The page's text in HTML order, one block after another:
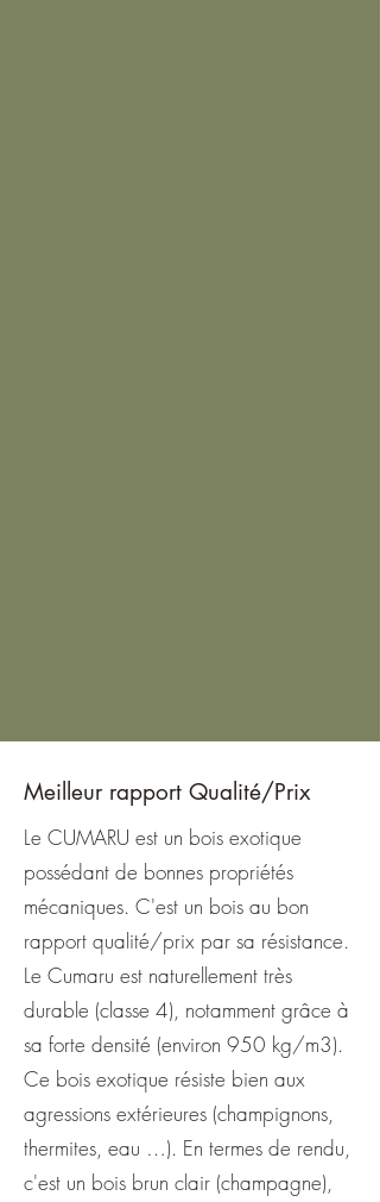
Meilleur rapport Qualité/Prix
Le CUMARU est un bois exotique
possédant de bonnes propriétés
mécaniques. C'est un bois au bon
rapport qualité/prix par sa résistance.
Le Cumaru est naturellement très
durable (classe 4), notamment grâce à
sa forte densité (environ 950 kg/m3).
Ce bois exotique résiste bien aux
agressions extérieures (champignons,
thermites, eau …). En termes de rendu,
c'est un bois brun clair (champagne),